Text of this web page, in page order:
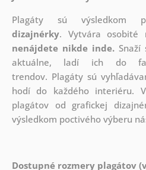
Plagáty sú výsledkom
dizajnérky. Vytvára osobité
nenájdete nikde inde.Snaží
aktuálne, ladí ich do
trendov. Plagáty sú
hodí do každého interiéru.
plagátov od grafickej
výsledkom poctivého výberu
Dostupné rozmery plagátov